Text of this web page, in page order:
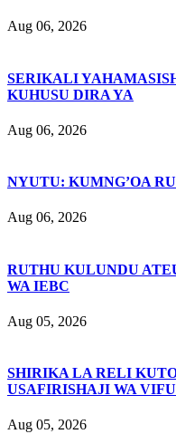
Aug 06, 2026
SERIKALI
KUHUSU DIRA YA
Aug 06, 2026
NYUTU: KUMNG’OA
Aug 06, 2026
RUTHU KULUNDU
WA IEBC
Aug 05, 2026
SHIRIKA LA RELI
USAFIRISHAJI WA
Aug 05, 2026